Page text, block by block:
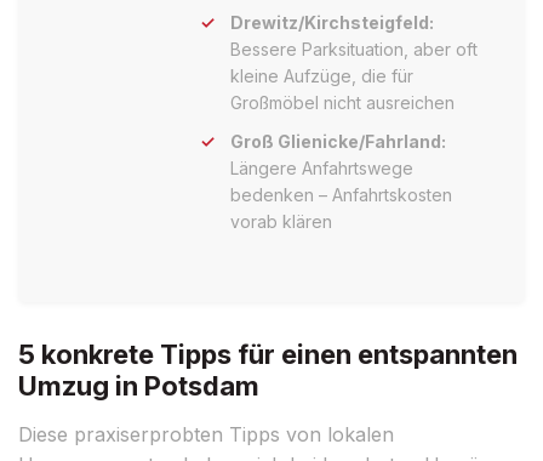
Drewitz/Kirchsteigfeld:
Bessere Parksituation, aber oft
kleine Aufzüge, die für
Großmöbel nicht ausreichen
Groß Glienicke/Fahrland:
Längere Anfahrtswege
bedenken – Anfahrtskosten
vorab klären
5 konkrete Tipps für einen entspannten
Umzug in Potsdam
Diese praxiserprobten Tipps von lokalen